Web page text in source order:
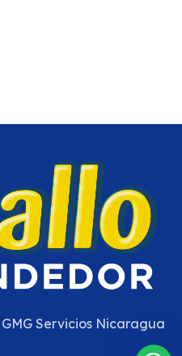
GMG Servicios Nicaragua